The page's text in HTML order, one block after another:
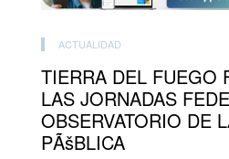
ACTUALIDAD
TIERRA DEL FUEGO
LAS JORNADAS
OBSERVATORIO DE
PÃšBLICA